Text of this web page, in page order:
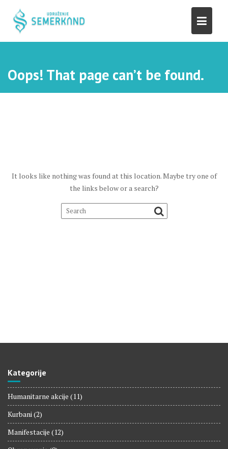
p
o
Oops! That page can’t be found.
It looks like nothing was found at this location. Maybe try one of
the links below or a search?
Kategorije
Humanitarne akcije (11)
Kurbani(2)
Manifestacije (12)